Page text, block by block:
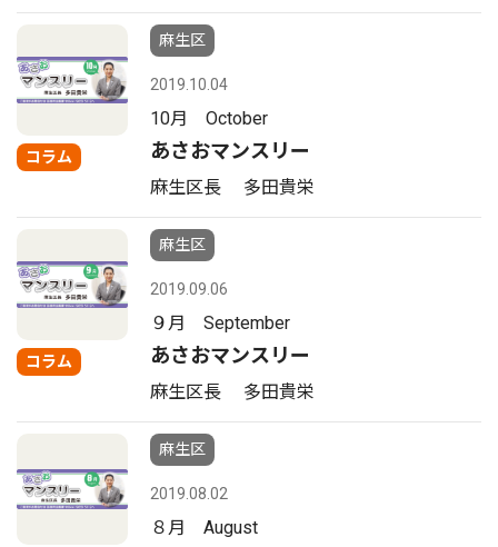
コラム
麻生区
2019.10.04
10月 October
あさおマンスリー
麻生区長 多田貴栄
コラム
麻生区
2019.09.06
９月 September
あさおマンスリー
麻生区長 多田貴栄
麻生区
2019.08.02
８月 August